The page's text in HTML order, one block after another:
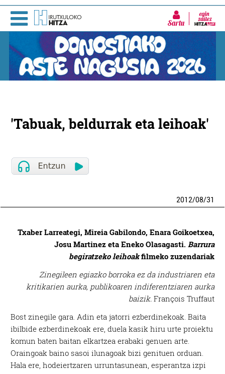
Sartu
'Tabuak, beldurrak eta leihoak'
2012/08/31
Txaber Larreategi, Mireia Gabilondo, Enara Goikoetxea,
Josu Martinez eta Eneko Olasagasti. Barrura
begiratzeko leihoakfilmeko zuzendariak
Zinegileen egiazko borroka ez da industriaren eta
kritikarien aurka, publikoaren indiferentziaren aurka
baizik.François Truffaut
Bost zinegile gara. Adin eta jatorri ezberdinekoak. Baita
ibilbide ezberdinekoak ere, duela kasik hiru urte proiektu
komun baten baitan elkartzea erabaki genuen arte.
Oraingoak baino sasoi ilunagoak bizi genituen orduan.
Hala ere, hodeiertzaren urruntasunean, esperantza izpi